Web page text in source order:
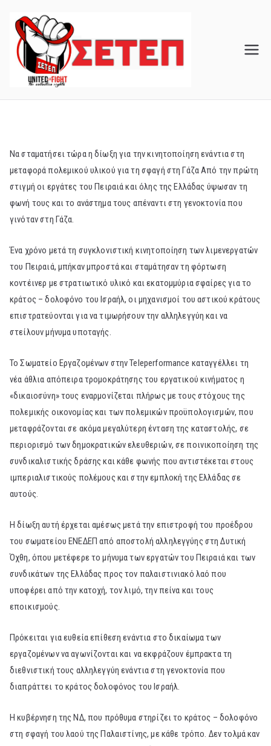
content
Να σταματήσει τώρα η δίωξη για την κινητοποίηση ενάντια στη
μεταφορά πολεμικού υλικού για τη σφαγή στη Γάζα Από την πρώτη
στιγμή οι εργάτες του Πειραιά και όλης της Ελλάδας ύψωσαν τη
φωνή τους και το ανάστημα τους απέναντι στη γενοκτονία που
γινόταν στη Γάζα.
Ένα χρόνο μετά τη συγκλονιστική κινητοποίηση των λιμενεργατών
του Πειραιά, μπήκαν μπροστά και σταμάτησαν τη φόρτωση
κοντέινερ με στρατιωτικό υλικό και εκατομμύρια σφαίρες για το
κράτος – δολοφόνο του Ισραήλ, οι μηχανισμοί του αστικού κράτους
επιστρατεύονται για να τιμωρήσουν την αλληλεγγύη και να
στείλουν μήνυμα υποταγής.
Το Σωματείο Εργαζομένων στην Teleperformance καταγγέλλει τη
νέα άθλια απόπειρα τρομοκράτησης του εργατικού κινήματος η
«δικαιοσύνη» τους εναρμονίζεται πλήρως με τους στόχους της
πολεμικής οικονομίας και των πολεμικών προϋπολογισμών, που
μεταφράζονται σε ακόμα μεγαλύτερη ένταση της καταστολής, σε
περιορισμό των δημοκρατικών ελευθεριών, σε ποινικοποίηση της
συνδικαλιστικής δράσης και κάθε φωνής που αντιστέκεται στους
ιμπεριαλιστικούς πολέμους και στην εμπλοκή της Ελλάδας σε
αυτούς.
Η δίωξη αυτή έρχεται αμέσως μετά την επιστροφή του προέδρου
του σωματείου ΕΝΕΔΕΠ από αποστολή αλληλεγγύης στη Δυτική
Όχθη, όπου μετέφερε το μήνυμα των εργατών του Πειραιά και των
συνδικάτων της Ελλάδας προς τον παλαιστινιακό λαό που
υποφέρει από την κατοχή, τον λιμό, την πείνα και τους
εποικισμούς.
Πρόκειται για ευθεία επίθεση ενάντια στο δικαίωμα των
εργαζομένων να αγωνίζονται και να εκφράζουν έμπρακτα τη
διεθνιστική τους αλληλεγγύη ενάντια στη γενοκτονία που
διαπράττει το κράτος δολοφόνος του Ισραήλ.
Η κυβέρνηση της ΝΔ, που πρόθυμα στηρίζει το κράτος – δολοφόνο
στη σφαγή του λαού της Παλαιστίνης, με κάθε τρόπο. Δεν τολμά καν